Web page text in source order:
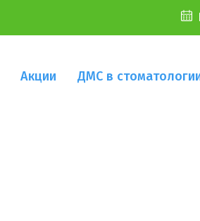
Акции ДМС в